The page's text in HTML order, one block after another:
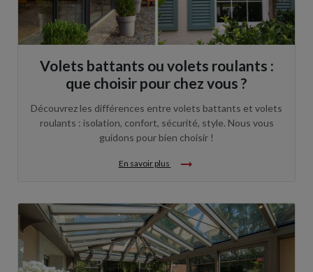
Volets battants ou volets roulants :
que choisir pour chez vous ?
Découvrez les différences entre volets battants et volets
roulants : isolation, confort, sécurité, style. Nous vous
guidons pour bien choisir !
En savoir plus arrow_right_alt